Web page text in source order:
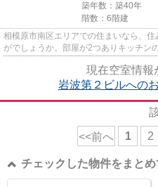
築年数：築40年
階数：6階建
相模原市南区エリアでの住まいなら、
がでしょうか。部屋が2つありキッチン
現在空室情報
岩波第２ビルへの
<<前へ 1 2
チェックした物件をまとめ